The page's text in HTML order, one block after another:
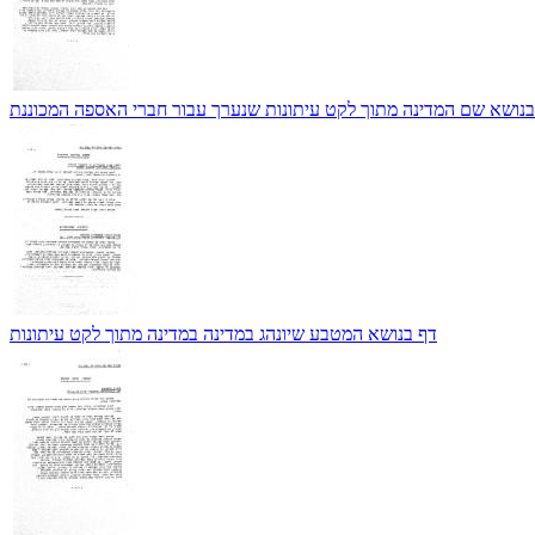
שם המדינה מתוך לקט עיתונות שנערך עבור חברי האספה המכוננת
דף בנושא המטבע שיונהג במדינה במדינה מתוך לקט עיתונות